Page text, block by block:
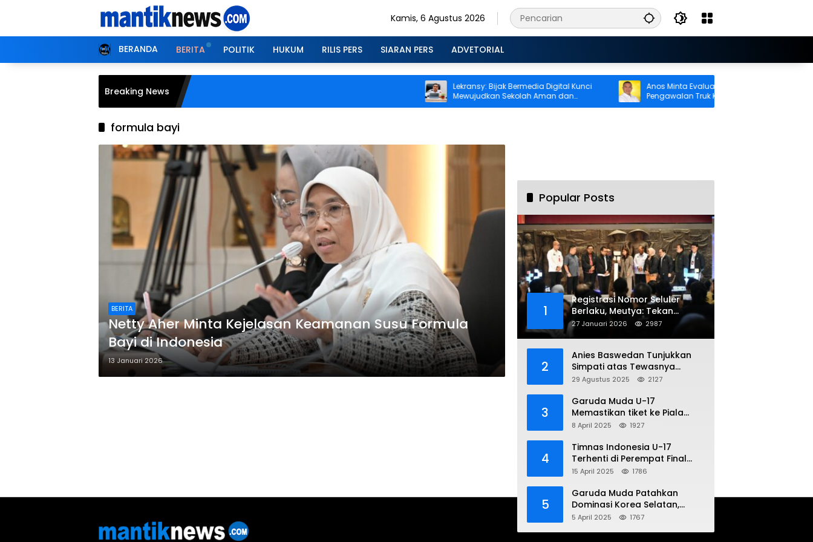
Kamis, 6 Agustus 2026
BERANDA BERITA POLITIK HUKUM RILIS PERS SIARAN PERS ADVETORIAL
Breaking News
Lekransy: Bijak Bermedia Digital Kunci
Mewujudkan Sekolah Aman dan
Berprestasi
Anos Minta Evaluasi Menyeluruh Sistem
Pengawalan Truk Kontainer di Ambon
formula bayi
BERITA
Netty Aher Minta Kejelasan Keamanan Susu Formula
Bayi di Indonesia
13 Januari 2026
Popular Posts
1
Registrasi Nomor Seluler
Berlaku, Meutya: Tekan
Penipuan Online
27 Januari 2026 2987
2
Anies Baswedan Tunjukkan
Simpati atas Tewasnya
Pengemudi Ojol dalam Aksi
29 Agustus 2025 2127
3
Garuda Muda U-17
Memastikan tiket ke Piala
Dunia Setelah Mencetak
Yaman 4-1 di Piala Asia 2025
8 April 2025 1927
4
Timnas Indonesia U-17
Terhenti di Perempat Final
Piala Asia 2025: Terkecoh
15 April 2025 1786
5
Garuda Muda Patahkan
Dominasi Korea Selatan,
Dalam Laga Pembuka Piala
5 April 2025 1767